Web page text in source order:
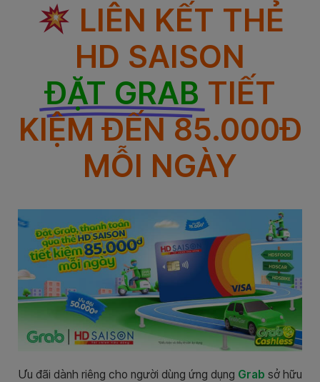
LIÊN KẾT THẺ
HD SAISON
ĐẶT GRAB TIẾT
KIỆM ĐẾN 85.000Đ
MỖI NGÀY
Ưu đãi dành riêng cho người dùng ứng dụng Grab sở hữu